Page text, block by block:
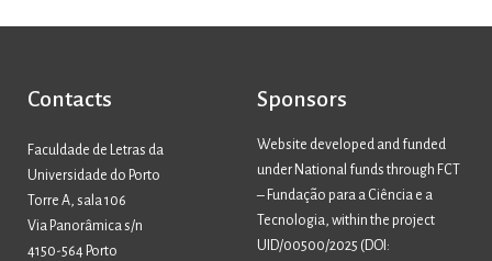
Contacts
Faculdade de Letras da
Universidade do Porto
Torre A, sala 106
Via Panorâmica s/n
4150-564 Porto
Sponsors
Website developed and funded
under National funds through FCT
– Fundação para a Ciência e a
Tecnologia, within the project
UID/00500/2025 ( DOI: